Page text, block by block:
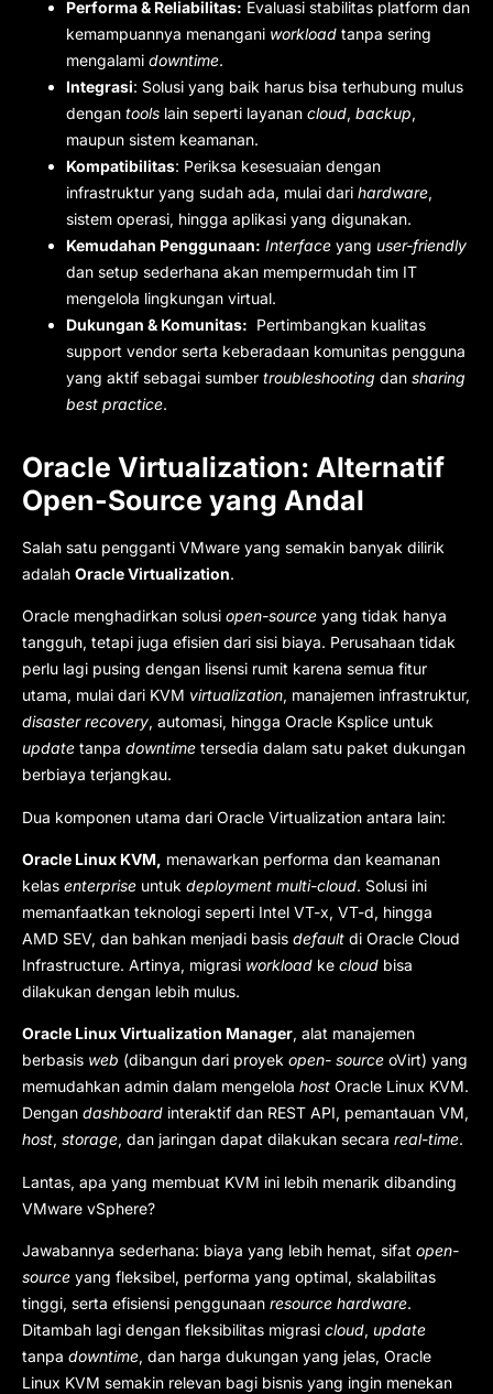
Performa & Reliabilitas: Evaluasi stabilitas platform dan
kemampuannya menangani workload tanpa sering
mengalami downtime.
Integrasi: Solusi yang baik harus bisa terhubung mulus
dengan tools lain seperti layanan cloud, backup,
maupun sistem keamanan.
Kompatibilitas: Periksa kesesuaian dengan
infrastruktur yang sudah ada, mulai dari hardware,
sistem operasi, hingga aplikasi yang digunakan.
Kemudahan Penggunaan: Interface yang user-friendly
dan setup sederhana akan mempermudah tim IT
mengelola lingkungan virtual.
Dukungan & Komunitas: Pertimbangkan kualitas
support vendor serta keberadaan komunitas pengguna
yang aktif sebagai sumber troubleshooting dan sharing
best practice.
Oracle Virtualization: Alternatif
Open-Source yang Andal
Salah satu pengganti VMware yang semakin banyak dilirik
adalah Oracle Virtualization.
Oracle menghadirkan solusi open-source yang tidak hanya
tangguh, tetapi juga efisien dari sisi biaya. Perusahaan tidak
perlu lagi pusing dengan lisensi rumit karena semua fitur
utama, mulai dari KVM virtualization, manajemen infrastruktur,
disaster recovery, automasi, hingga Oracle Ksplice untuk
update tanpa downtime tersedia dalam satu paket dukungan
berbiaya terjangkau.
Dua komponen utama dari Oracle Virtualization antara lain:
Oracle Linux KVM, menawarkan performa dan keamanan
kelas enterprise untuk deployment multi-cloud. Solusi ini
memanfaatkan teknologi seperti Intel VT-x, VT-d, hingga
AMD SEV, dan bahkan menjadi basis default di Oracle Cloud
Infrastructure. Artinya, migrasi workload ke cloud bisa
dilakukan dengan lebih mulus.
Oracle Linux Virtualization Manager, alat manajemen
berbasis web (dibangun dari proyek open- source oVirt) yang
memudahkan admin dalam mengelola host Oracle Linux KVM.
Dengan dashboard interaktif dan REST API, pemantauan VM,
host, storage, dan jaringan dapat dilakukan secara real-time.
Lantas, apa yang membuat KVM ini lebih menarik dibanding
VMware vSphere?
Jawabannya sederhana: biaya yang lebih hemat, sifat open-
source yang fleksibel, performa yang optimal, skalabilitas
tinggi, serta efisiensi penggunaan resource hardware.
Ditambah lagi dengan fleksibilitas migrasi cloud, update
tanpa downtime, dan harga dukungan yang jelas, Oracle
Linux KVM semakin relevan bagi bisnis yang ingin menekan